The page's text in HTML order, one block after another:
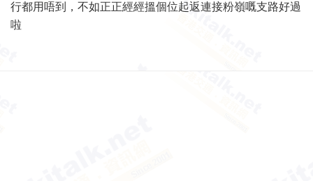
行都用唔到，不如正正經經搵個位起返連接粉嶺嘅支路好過
啦